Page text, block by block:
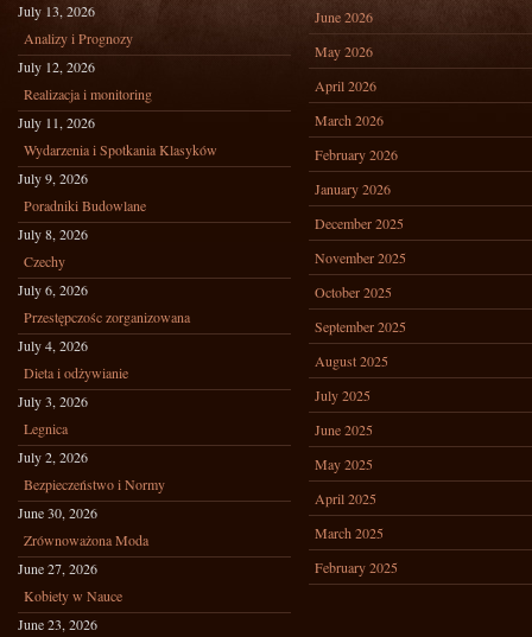
July 13, 2026
Analizy i Prognozy
July 12, 2026
Realizacja i monitoring
July 11, 2026
Wydarzenia i Spotkania Klasyków
July 9, 2026
Poradniki Budowlane
July 8, 2026
Czechy
July 6, 2026
Przestępczośc zorganizowana
July 4, 2026
Dieta i odżywianie
July 3, 2026
Legnica
July 2, 2026
Bezpieczeństwo i Normy
June 30, 2026
Zrównoważona Moda
June 27, 2026
Kobiety w Nauce
June 23, 2026
June 2026
May 2026
April 2026
March 2026
February 2026
January 2026
December 2025
November 2025
October 2025
September 2025
August 2025
July 2025
June 2025
May 2025
April 2025
March 2025
February 2025